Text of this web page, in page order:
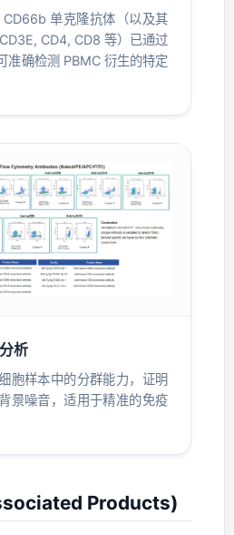
单克隆抗体（以及其
CD4, CD8 等）已通过
准确检测 PBMC 衍生的特定
析
胞样本中的分群能力，证明
景噪音，适用于精准的免疫
Products)